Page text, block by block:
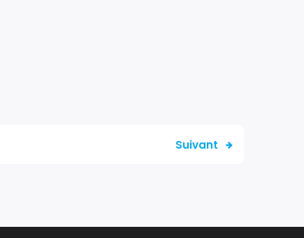
Suivant